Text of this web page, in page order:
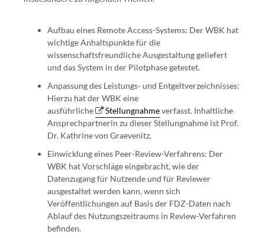
Aufbau eines Remote Access-Systems: Der WBK hat
wichtige Anhaltspunkte für die
wissenschaftsfreundliche Ausgestaltung geliefert
und das System in der Pilotphase getestet.
Anpassung des Leistungs- und Entgeltverzeichnisses:
Hierzu hat der WBK eine
ausführliche
Stellungnahmeverfasst. Inhaltliche
Ansprechpartnerin zu dieser Stellungnahme ist Prof.
Dr. Kathrine von Graevenitz.
Einwicklung eines Peer-Review-Verfahrens: Der
WBK hat Vorschläge eingebracht, wie der
Datenzugang für Nutzende und für Reviewer
ausgestaltet werden kann, wenn sich
Veröffentlichungen auf Basis der FDZ-Daten nach
Ablauf des Nutzungszeitraums in Review-Verfahren
befinden.